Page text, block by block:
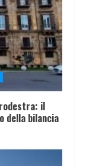
il
della bilancia